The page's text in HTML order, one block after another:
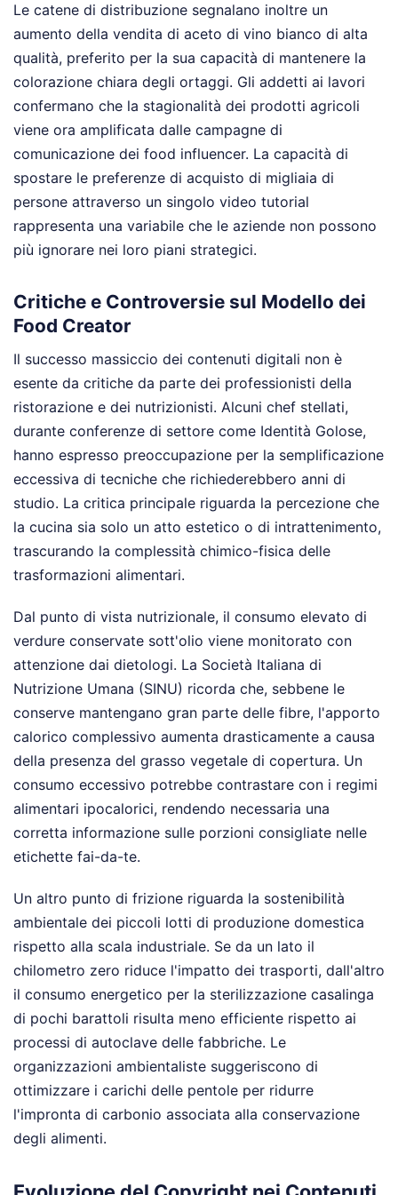
Le catene di distribuzione segnalano inoltre un
aumento della vendita di aceto di vino bianco di alta
qualità, preferito per la sua capacità di mantenere la
colorazione chiara degli ortaggi. Gli addetti ai lavori
confermano che la stagionalità dei prodotti agricoli
viene ora amplificata dalle campagne di
comunicazione dei food influencer. La capacità di
spostare le preferenze di acquisto di migliaia di
persone attraverso un singolo video tutorial
rappresenta una variabile che le aziende non possono
più ignorare nei loro piani strategici.
Critiche e Controversie sul Modello dei
Food Creator
Il successo massiccio dei contenuti digitali non è
esente da critiche da parte dei professionisti della
ristorazione e dei nutrizionisti. Alcuni chef stellati,
durante conferenze di settore come Identità Golose,
hanno espresso preoccupazione per la semplificazione
eccessiva di tecniche che richiederebbero anni di
studio. La critica principale riguarda la percezione che
la cucina sia solo un atto estetico o di intrattenimento,
trascurando la complessità chimico-fisica delle
trasformazioni alimentari.
Dal punto di vista nutrizionale, il consumo elevato di
verdure conservate sott'olio viene monitorato con
attenzione dai dietologi. La Società Italiana di
Nutrizione Umana (SINU) ricorda che, sebbene le
conserve mantengano gran parte delle fibre, l'apporto
calorico complessivo aumenta drasticamente a causa
della presenza del grasso vegetale di copertura. Un
consumo eccessivo potrebbe contrastare con i regimi
alimentari ipocalorici, rendendo necessaria una
corretta informazione sulle porzioni consigliate nelle
etichette fai-da-te.
Un altro punto di frizione riguarda la sostenibilità
ambientale dei piccoli lotti di produzione domestica
rispetto alla scala industriale. Se da un lato il
chilometro zero riduce l'impatto dei trasporti, dall'altro
il consumo energetico per la sterilizzazione casalinga
di pochi barattoli risulta meno efficiente rispetto ai
processi di autoclave delle fabbriche. Le
organizzazioni ambientaliste suggeriscono di
ottimizzare i carichi delle pentole per ridurre
l'impronta di carbonio associata alla conservazione
degli alimenti.